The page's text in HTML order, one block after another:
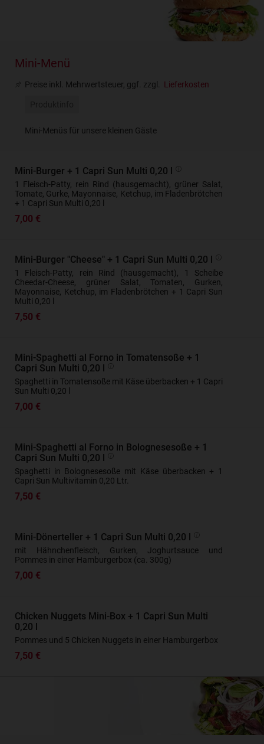
Mini-Menü
Preise inkl. Mehrwertsteuer, ggf. zzgl. Lieferkosten
Mini-Menüs für unsere kleinen Gäste
Mini-Burger + 1 Capri Sun Multi 0,20 l
1 Fleisch-Patty, rein Rind (hausgemacht), grüner Salat,
Tomate, Gurke, Mayonnaise, Ketchup, im Fladenbrötchen
+ 1 Capri Sun Multi 0,20 l
7,00 €
Mini-Burger "Cheese" + 1 Capri Sun Multi 0,20 l
1 Fleisch-Patty, rein Rind (hausgemacht), 1 Scheibe
Cheedar-Cheese, grüner Salat, Tomaten, Gurken,
Mayonnaise, Ketchup, im Fladenbrötchen + 1 Capri Sun
Multi 0,20 l
7,50 €
Mini-Spaghetti al Forno in Tomatensoße + 1
Capri Sun Multi 0,20 l
Spaghetti in Tomatensoße mit Käse überbacken + 1 Capri
Sun Multi 0,20 l
7,00 €
Mini-Spaghetti al Forno in Bolognesesoße + 1
Capri Sun Multi 0,20 l
Spaghetti in Bolognesesoße mit Käse überbacken + 1
Capri Sun Multivitamin 0,20 Ltr.
7,50 €
Mini-Dönerteller + 1 Capri Sun Multi 0,20 l
mit Hähnchenfleisch, Gurken, Joghurtsauce und
Pommes in einer Hamburgerbox (ca. 300g)
7,00 €
Chicken Nuggets Mini-Box + 1 Capri Sun Multi
0,20 l
Pommes und 5 Chicken Nuggets in einer Hamburgerbox
7,50 €